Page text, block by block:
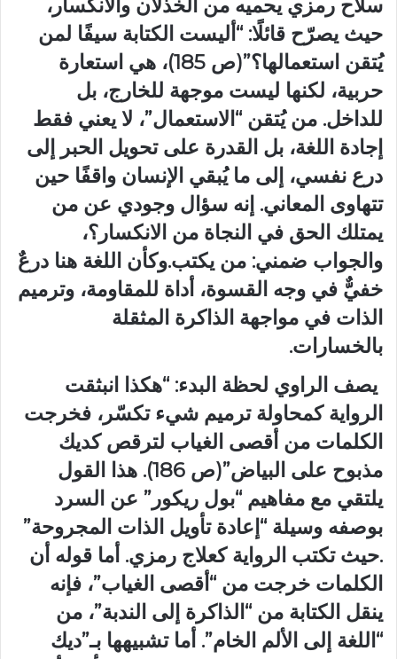
سلاح رمزي يحميه من الخذلان والانكسار،
حيث يصرّح قائلًا: “أليست الكتابة سيفًا لمن
يُتقن استعمالها؟”(ص 185)، هي استعارة
حربية، لكنها ليست موجهة للخارج، بل
للداخل. من يُتقن “الاستعمال”، لا يعني فقط
إجادة اللغة، بل القدرة على تحويل الحبر إلى
درع نفسي، إلى ما يُبقي الإنسان واقفًا حين
تتهاوى المعاني. إنه سؤال وجودي عن من
يمتلك الحق في النجاة من الانكسار؟،
والجواب ضمني: من يكتب.وكأن اللغة هنا درعٌ
خفيٌّ في وجه القسوة، أداة للمقاومة، وترميم
الذات في مواجهة الذاكرة المثقلة
بالخسارات.
يصف الراوي لحظة البدء: “هكذا انبثقت
الرواية كمحاولة ترميم شيء تكسّر، فخرجت
الكلمات من أقصى الغياب لترقص كديك
مذبوح على البياض”(ص 186). هذا القول
يلتقي مع مفاهيم “بول ريكور” عن السرد
بوصفه وسيلة “إعادة تأويل الذات المجروحة”
.حيث تكتب الرواية كعلاج رمزي. أما قوله أن
الكلمات خرجت من “أقصى الغياب”، فإنه
ينقل الكتابة من “الذاكرة إلى الندبة”، من
“اللغة إلى الألم الخام”. أما تشبيهها بـ”ديك